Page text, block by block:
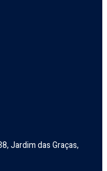
Jardim das Graças,